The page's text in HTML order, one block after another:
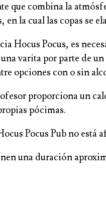
que combina la
en la cual las copas se
Hocus Pocus, es
varita por parte de
opciones con o sin
proporciona un
pócimas.
Pocus Pub no
una duración